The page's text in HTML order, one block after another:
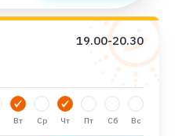
19.00-20.30
Вт Ср Чт Пт Сб Вс